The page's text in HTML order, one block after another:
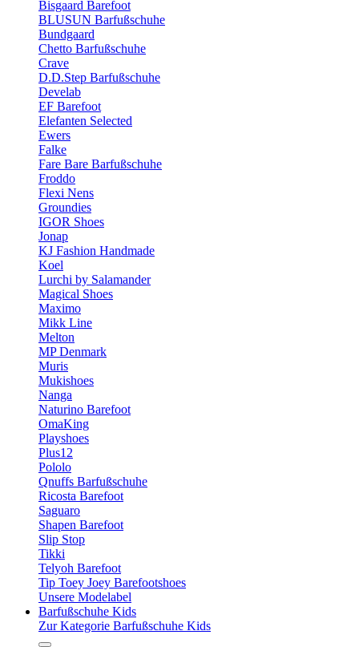
Bisgaard Barefoot
BLUSUN Barfußschuhe
Bundgaard
Chetto Barfußschuhe
Crave
D.D.Step Barfußschuhe
Develab
EF Barefoot
Elefanten Selected
Ewers
Falke
Fare Bare Barfußschuhe
Froddo
Flexi Nens
Groundies
IGOR Shoes
Jonap
KJ Fashion Handmade
Koel
Lurchi by Salamander
Magical Shoes
Maximo
Mikk Line
Melton
MP Denmark
Muris
Mukishoes
Nanga
Naturino Barefoot
OmaKing
Playshoes
Plus12
Pololo
Qnuffs Barfußschuhe
Ricosta Barefoot
Saguaro
Shapen Barefoot
Slip Stop
Tikki
Telyoh Barefoot
Tip Toey Joey Barefootshoes
Unsere Modelabel
Barfußschuhe Kids
Zur Kategorie Barfußschuhe Kids